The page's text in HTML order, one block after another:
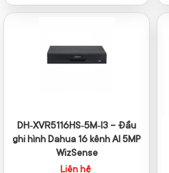
DH‑XVR5116HS‑5M‑I3 – Đầu
ghi hình Dahua 16 kênh AI 5MP
WizSense
Liên hệ